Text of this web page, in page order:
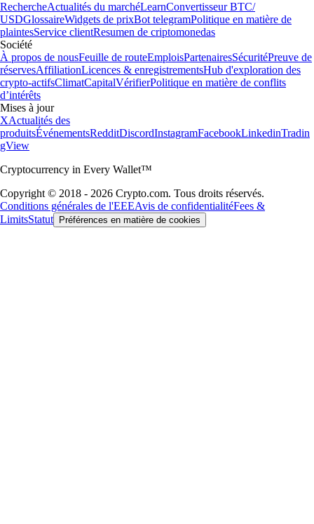
RechercheActualités du marchéLearnConvertisseur BTC/
USDGlossaireWidgets de prixBot telegramPolitique en matière de
plaintesService clientResumen de criptomonedas
Société
À propos de nousFeuille de routeEmploisPartenairesSécuritéPreuve de
réservesAffiliationLicences & enregistrementsHub d'exploration des
crypto-actifsClimatCapitalVérifierPolitique en matière de conflits
d’intérêts
Mises à jour
XActualités des
produitsÉvénementsRedditDiscordInstagramFacebookLinkedinTradin
gView
Cryptocurrency in Every Wallet™
Copyright © 2018 - 2026 Crypto.com. Tous droits réservés.
Conditions générales de l'EEEAvis de confidentialitéFees &
LimitsStatut Préférences en matière de cookies